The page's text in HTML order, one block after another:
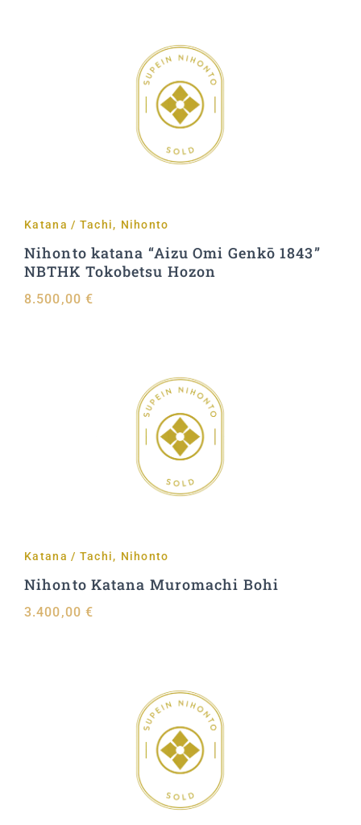
Aggiungi al carrello
Katana / Tachi, Nihonto
Nihonto katana “Aizu Omi Genkō 1843”
NBTHK Tokobetsu Hozon
8.500,00 €
Aggiungi al carrello
Katana / Tachi, Nihonto
Nihonto Katana Muromachi Bohi
3.400,00 €
Aggiungi al carrello